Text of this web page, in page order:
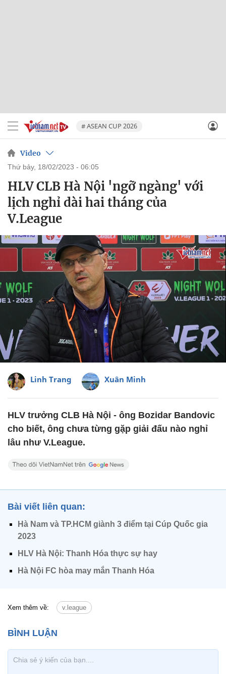
# ASEAN CUP 2026
Video
thứ bảy, 18/02/2023 - 06:05
HLV CLB Hà Nội 'ngỡ ngàng' với
lịch nghỉ dài hai tháng của
V.League
Linh Trang Xuân Minh
HLV trưởng CLB Hà Nội - ông Bozidar Bandovic
cho biết, ông chưa từng gặp giải đấu nào nghỉ
lâu như V.League.
Bài viết liên quan:
Hà Nam và TP.HCM giành 3 điểm tại Cúp Quốc gia
2023
HLV Hà Nội: Thanh Hóa thực sự hay
Hà Nội FC hòa may mắn Thanh Hóa
Xem thêm về: v.league